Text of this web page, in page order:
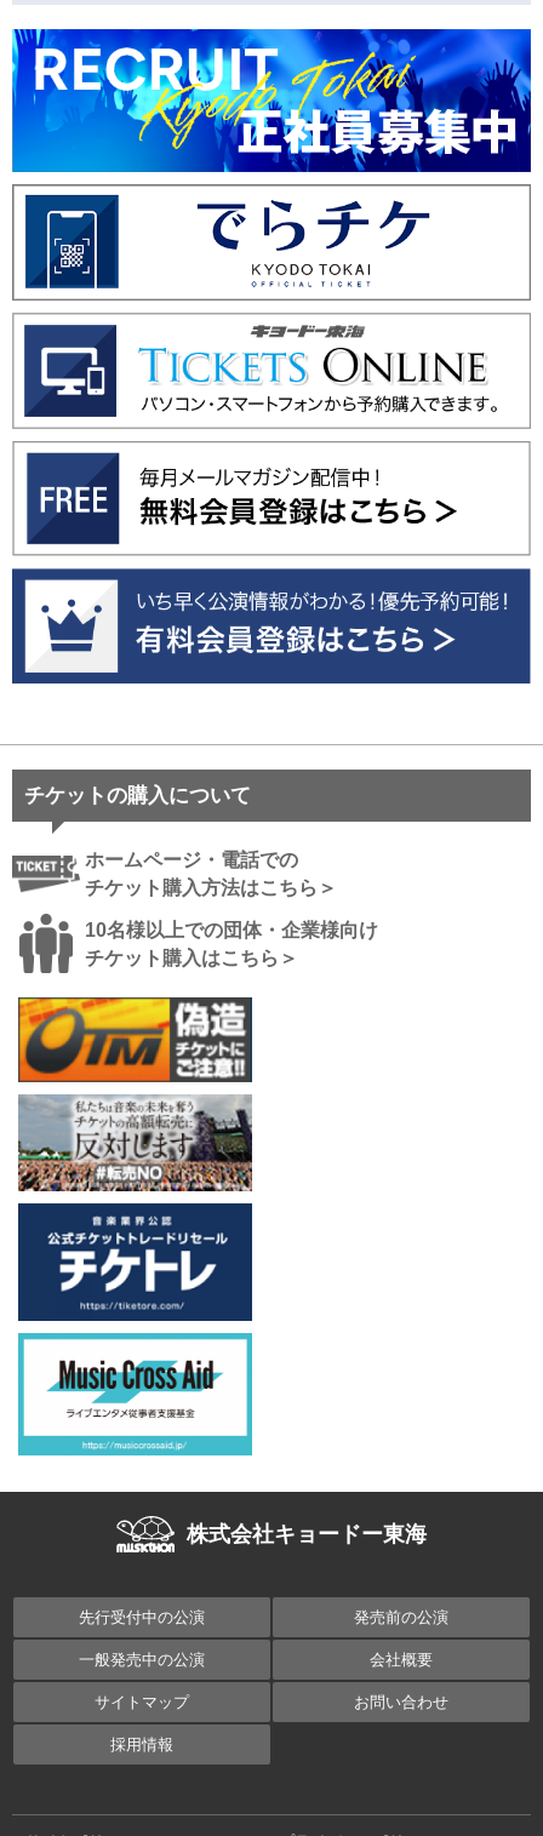
チケットの購入について
ホームページ・電話での
チケット購入方法はこちら＞
10名様以上での団体・企業様向け
チケット購入はこちら＞
株式会社キョードー東海
先行受付中の公演 発売前の公演
一般発売中の公演 会社概要
サイトマップ お問い合わせ
採用情報